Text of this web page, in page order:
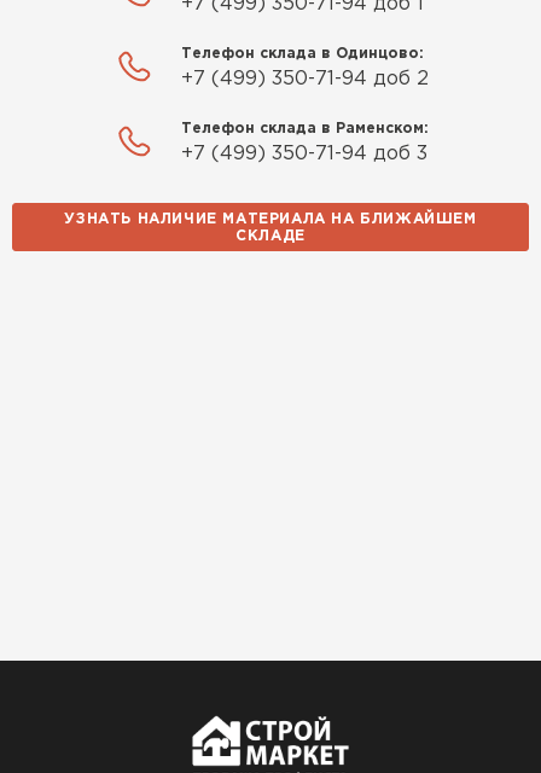
+7 (499) 350-71-94 доб 1
Телефон склада в Одинцово:
+7 (499) 350-71-94 доб 2
Телефон склада в Раменском:
+7 (499) 350-71-94 доб 3
УЗНАТЬ НАЛИЧИЕ МАТЕРИАЛА НА БЛИЖАЙШЕМ
СКЛАДЕ